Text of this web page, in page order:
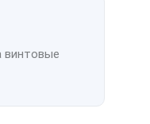
винтовые